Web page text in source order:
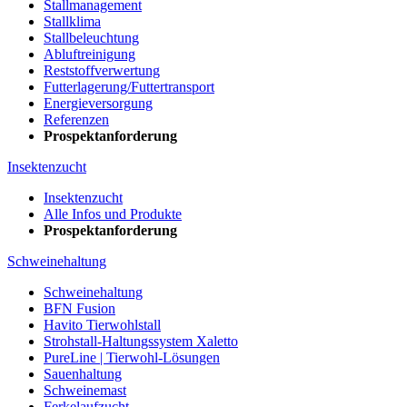
Stallmanagement
Stallklima
Stallbeleuchtung
Abluftreinigung
Reststoffverwertung
Futterlagerung/Futtertransport
Energieversorgung
Referenzen
Prospektanforderung
Insektenzucht
Insektenzucht
Alle Infos und Produkte
Prospektanforderung
Schweinehaltung
Schweinehaltung
BFN Fusion
Havito Tierwohlstall
Strohstall-Haltungssystem Xaletto
PureLine | Tierwohl-Lösungen
Sauenhaltung
Schweinemast